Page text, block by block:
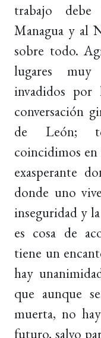
trabajo debe
Managua y al
sobre todo.
lugares muy
invadidos
conversación
de León;
coincidimos en
exasperante
donde uno
inseguridad y
es cosa de
tiene un
hay
que aunque
muerta, no
futuro, salvo